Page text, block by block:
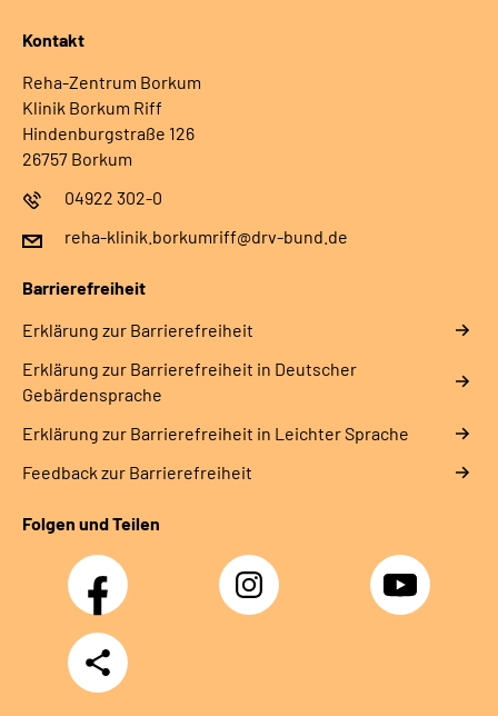
Kontakt
Reha-Zentrum Borkum
Klinik Borkum Riff
Hindenburgstraße 126
26757 Borkum
04922 302-0
reha-klinik.borkumriff@drv-bund.de
Barrierefreiheit
Erklärung zur Barrierefreiheit
Erklärung zur Barrierefreiheit in Deutscher
Gebärdensprache
Erklärung zur Barrierefreiheit in Leichter Sprache
Feedback zur Barrierefreiheit
Folgen und Teilen
Facebook Instagram YouTube
Teilen